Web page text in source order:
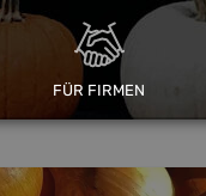
FÜR FIRMEN